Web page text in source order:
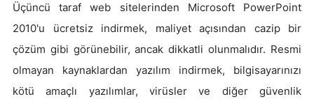
Üçüncü taraf web sitelerinden Microsoft PowerPoint
2010'u ücretsiz indirmek, maliyet açısından cazip bir
çözüm gibi görünebilir, ancak dikkatli olunmalıdır. Resmi
olmayan kaynaklardan yazılım indirmek, bilgisayarınızı
kötü amaçlı yazılımlar, virüsler ve diğer güvenlik